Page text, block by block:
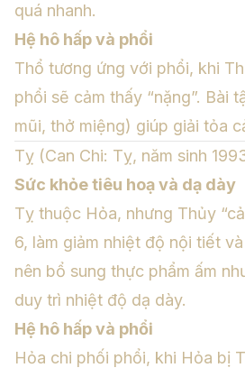
quá nhanh.
Hệ hô hấp và phổi
Thổ tương ứng với phổi, khi
phổi sẽ cảm thấy “nặng”. Bài
mũi, thở miệng) giúp giải tỏa
Tỵ (Can Chi: Tỵ, năm sinh
Sức khỏe tiêu hoạ và dạ dày
Tỵ thuộc Hỏa, nhưng Thủy
6, làm giảm nhiệt độ nội tiết
nên bổ sung thực phẩm ấm
duy trì nhiệt độ dạ dày.
Hệ hô hấp và phổi
Hỏa chi phối phổi, khi Hỏa bị